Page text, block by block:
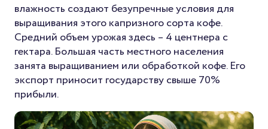
влажность создают безупречные условия для
выращивания этого капризного сорта кофе.
Средний объем урожая здесь – 4 центнера с
гектара. Большая часть местного населения
занята выращиванием или обработкой кофе. Его
экспорт приносит государству свыше 70%
прибыли.